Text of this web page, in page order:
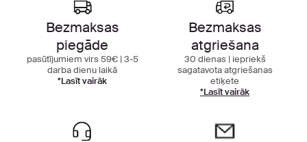
Bezmaksas
piegāde
pasūtījumiem virs 59€ | 3-5
darba dienu laikā
*Lasīt vairāk
Bezmaksas
atgriešana
30 dienas | iepriekš
sagatavota atgriešanas
etiķete
*Lasīt vairāk